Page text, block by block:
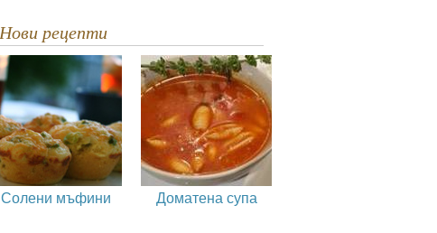
Нови рецепти
Солени мъфини Доматена супа